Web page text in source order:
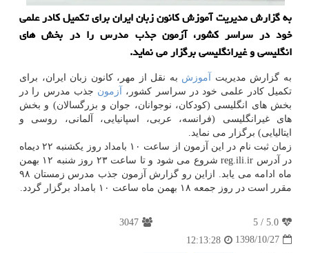
به گزارش مدیریت آموزش كانون زبان ایران برای تكمیل كادر علمی
خود در سراسر كشور، آزمون جذب مدرس را در بخش های
انگلیسی و غیرانگلیسی برگزار می نماید.
به گزارش مدیریت آموزش به نقل از مهر، كانون زبان ایران، برای
تكمیل كادر علمی خود در سراسر كشور،
آزمون جذب مدرس را در
بخش های انگلیسی (كودكان، نوجوانان، جوان و بزرگسالان) و بخش
های غیرانگلیسی (فرانسه، عربی، اسپانیایی، آلمانی، روسی و
ایتالیایی) برگزار می نماید.
زمان ثبت نام در این آزمون از ساعت ۱۰ بامداد روز یكشنبه ۲۲ دیماه
در آدرس reg.ili.ir شروع می شود و تا ساعت ۲۳ روز شنبه ۱۲ بهمن
ماه ادامه می یابد. ازاین رو گزارش آزمون جذب مدرس زمستان ۹۸
مقرر است در روز جمعه ۱۸ بهمن ماه ساعت ۱۰ بامداد برگزار گردد.
5.0
/
5
3047
1398/10/27
12:13:28